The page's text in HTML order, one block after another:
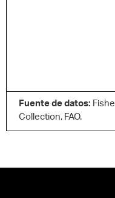
Fuente de datos:
Collection, FAO.